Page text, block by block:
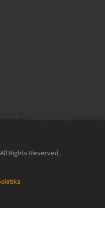
Rights Reserved.